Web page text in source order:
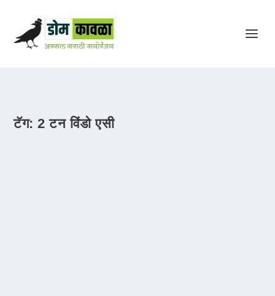
टॅग:2 टन विंडो एसी